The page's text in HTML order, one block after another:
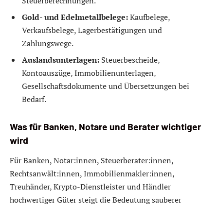
Gold- und Edelmetallbelege:Kaufbelege,
Verkaufsbelege, Lagerbestätigungen und
Zahlungswege.
Auslandsunterlagen: Steuerbescheide,
Kontoauszüge, Immobilienunterlagen,
Gesellschaftsdokumente und Übersetzungen bei
Bedarf.
Was für Banken, Notare und Berater wichtiger
wird
Für Banken, Notar:innen, Steuerberater:innen,
Rechtsanwält:innen, Immobilienmakler:innen,
Treuhänder, Krypto-Dienstleister und Händler
hochwertiger Güter steigt die Bedeutung sauberer